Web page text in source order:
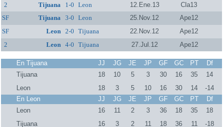
2
Tijuana 1-0 Leon 12.Ene.13
Cla13
SF
Tijuana 3-0 Leon 25.Nov.12
Ape12
SF
Leon 2-0 Tijuana 22.Nov.12
Ape12
2
Leon 4-0 Tijuana 27.Jul.12 Ape12
En Tijuana JJ JG JE JP GF GC PT
Df
Tijuana
18 10 5 3 30 16 35
14
Leon
18 3 5 10 16 30 14
-14
En Leon
JJ JG JE JP GF GC PT
Df
Leon
16 11 2 3 36 18 35
18
Tijuana
16 3 2 11 18 36 11
-18